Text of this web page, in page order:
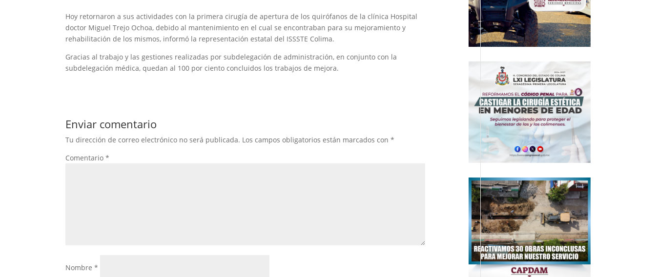
Hoy retornaron a sus actividades con la primera cirugía de apertura de los quirófanos de la clínica Hospital
doctor Miguel Trejo Ochoa, debido al mantenimiento en el cual se encontraban para su mejoramiento y
rehabilitación de los mismos, informó la representación estatal del ISSSTE Colima.
Gracias al trabajo y las gestiones realizadas por subdelegación de administración, en conjunto con la
subdelegación médica, quedan al 100 por ciento concluidos los trabajos de mejora.
Enviar comentario
Tu dirección de correo electrónico no será publicada. Los campos obligatorios están marcados con*
Comentario*
Nombre*